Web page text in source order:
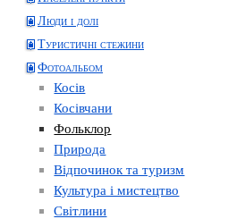
Люди і долі
Туристичні стежини
Фотоальбом
Косів
Косівчани
Фольклор
Природа
Відпочинок та туризм
Культура і мистецтво
Світлини